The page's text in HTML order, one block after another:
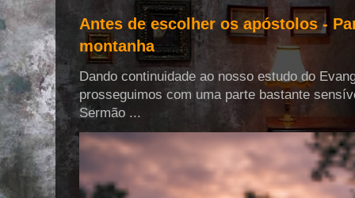
Antes de escolher os apóstolos -
montanha
Dando continuidade ao nosso estudo do
prosseguimos com uma parte bastante
Sermão ...